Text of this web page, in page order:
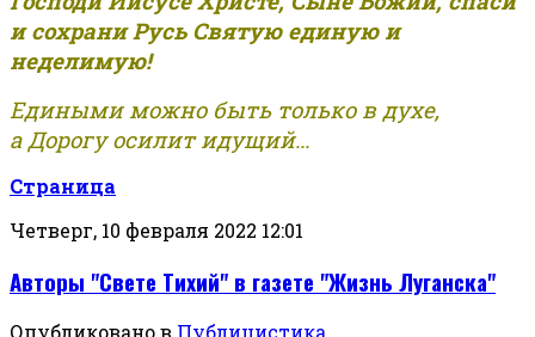
и сохрани Русь Святую единую и
неделимую!
Едиными можно быть только в духе,
а Дорогу осилит идущий...
Страница
Четверг, 10 февраля 2022 12:01
Авторы "Свете Тихий" в газете "Жизнь Луганска"
Опубликовано в Публицистика